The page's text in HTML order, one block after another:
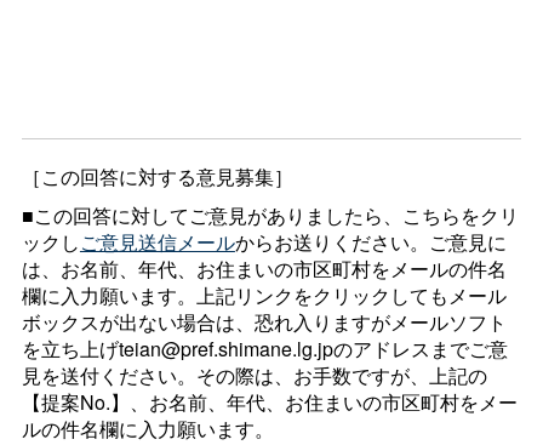
［この回答に対する意見募集］
■この回答に対してご意見がありましたら、こちらをクリ
ックしご意見送信メールからお送りください。ご意見に
は、お名前、年代、お住まいの市区町村をメールの件名
欄に入力願います。上記リンクをクリックしてもメール
ボックスが出ない場合は、恐れ入りますがメールソフト
を立ち上げteian@pref.shimane.lg.jpのアドレスまでご意
見を送付ください。その際は、お手数ですが、上記の
【提案No.】、お名前、年代、お住まいの市区町村をメー
ルの件名欄に入力願います。